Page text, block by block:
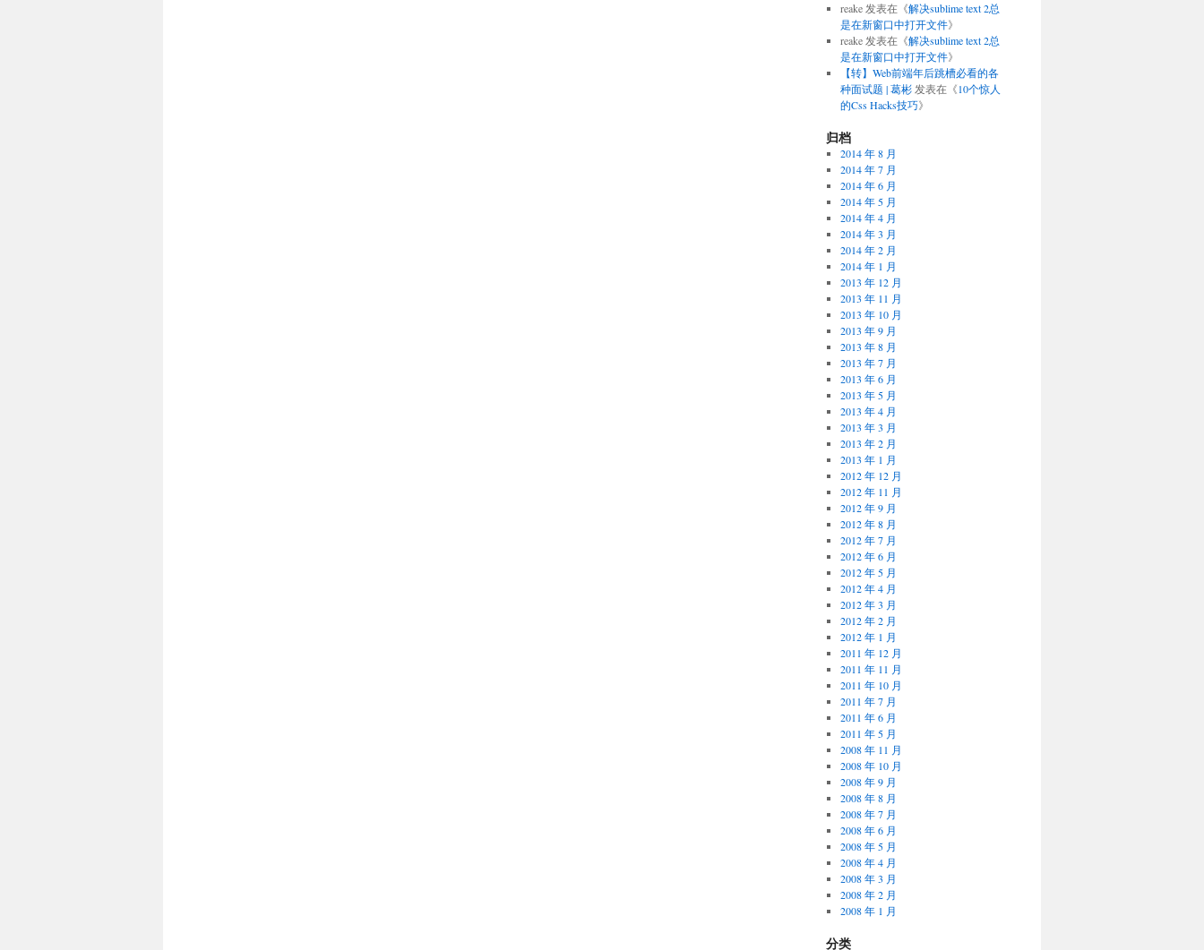
reake发表在《解决sublime text 2总
是在新窗口中打开文件》
reake发表在《解决sublime text 2总
是在新窗口中打开文件》
【转】Web前端年后跳槽必看的各
种面试题 | 葛彬发表在《10个惊人
的Css Hacks技巧》
归档
2014 年 8 月
2014 年 7 月
2014 年 6 月
2014 年 5 月
2014 年 4 月
2014 年 3 月
2014 年 2 月
2014 年 1 月
2013 年 12 月
2013 年 11 月
2013 年 10 月
2013 年 9 月
2013 年 8 月
2013 年 7 月
2013 年 6 月
2013 年 5 月
2013 年 4 月
2013 年 3 月
2013 年 2 月
2013 年 1 月
2012 年 12 月
2012 年 11 月
2012 年 9 月
2012 年 8 月
2012 年 7 月
2012 年 6 月
2012 年 5 月
2012 年 4 月
2012 年 3 月
2012 年 2 月
2012 年 1 月
2011 年 12 月
2011 年 11 月
2011 年 10 月
2011 年 7 月
2011 年 6 月
2011 年 5 月
2008 年 11 月
2008 年 10 月
2008 年 9 月
2008 年 8 月
2008 年 7 月
2008 年 6 月
2008 年 5 月
2008 年 4 月
2008 年 3 月
2008 年 2 月
2008 年 1 月
分类